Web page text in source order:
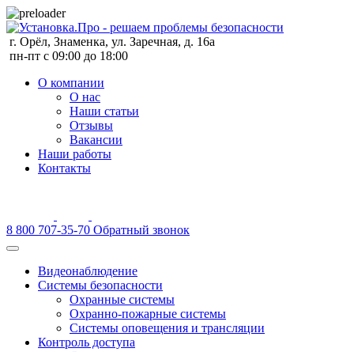
г. Орёл, Знаменка, ул. Заречная, д. 16а
пн-пт с 09:00 до 18:00
О компании
О нас
Наши статьи
Отзывы
Вакансии
Наши работы
Контакты
8 800 707-35-70 Обратный звонок
Видеонаблюдение
Системы безопасности
Охранные системы
Охранно-пожарные системы
Системы оповещения и трансляции
Контроль доступа